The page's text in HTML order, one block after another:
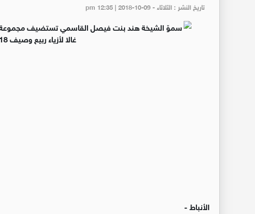
تاريخ النشر : الثلاثاء - pm 12:35 | 2018-10-09
الأنباط -